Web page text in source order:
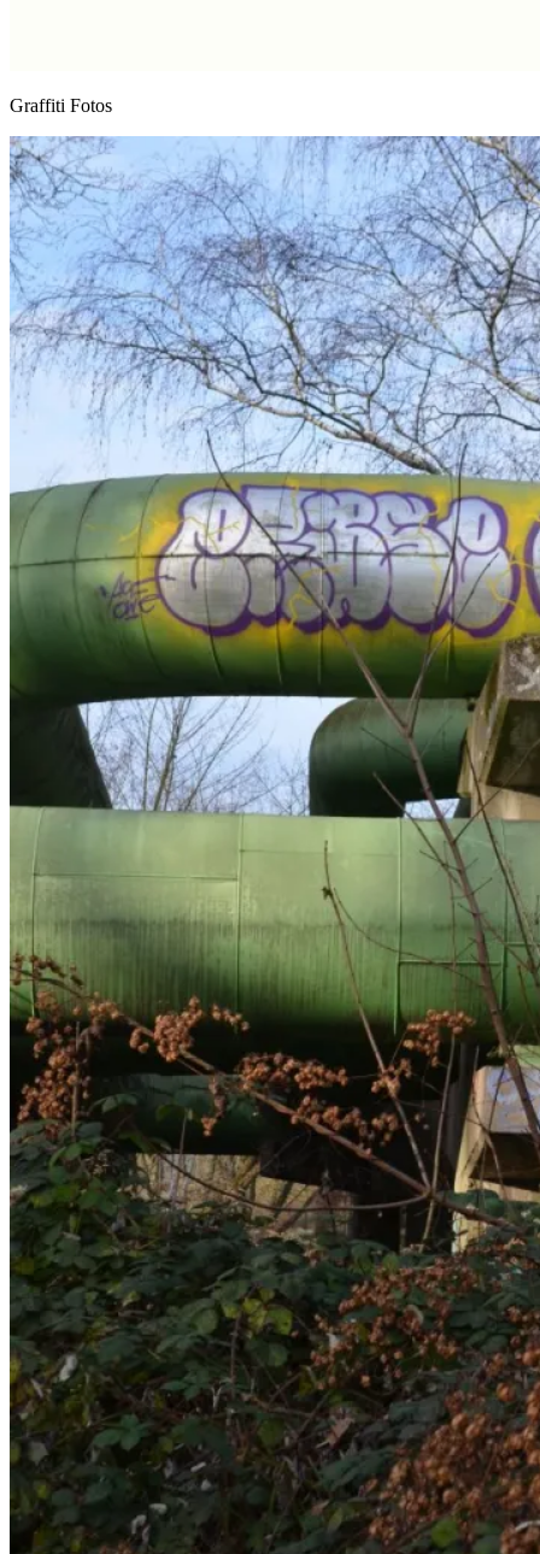
Graffiti Fotos